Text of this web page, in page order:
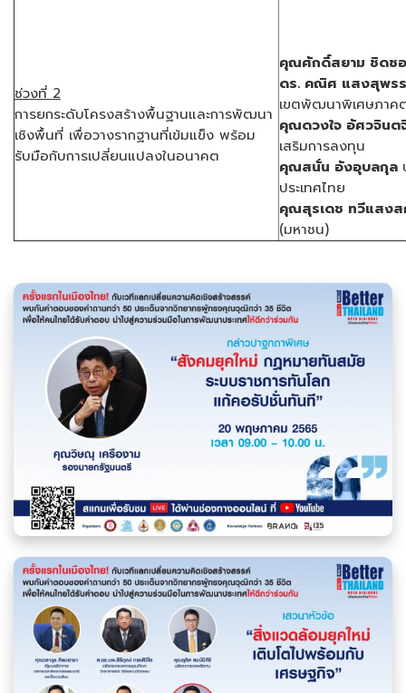
ช่วงที่ 2
การยกระดับโครงสร้างพื้นฐานและการพัฒนา
เชิงพื้นที่ เพื่อวางรากฐานที่เข้มแข็ง พร้อม
รับมือกับการเปลี่ยนแปลงในอนาคต
คุณศักดิ์สยาม ชิดช
ดร. คณิศ แสงสุพร
เขตพัฒนาพิเศษภาค
คุณดวงใจ อัศวจินต
เสริมการลงทุน
คุณสนั่น อังอุบลกุล
ประเทศไทย
คุณสุรเดช ทวีแสง
(มหาชน)